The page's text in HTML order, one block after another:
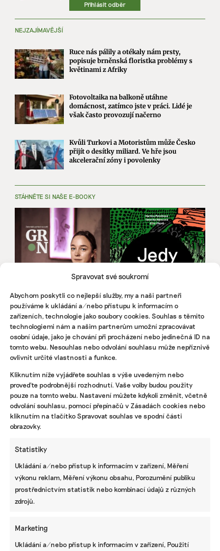
Spravovat své soukromí
Abychom poskytli co nejlepší služby, my a naši partneři
používáme k ukládání a/nebo přístupu k informacím o
zařízeních, technologie jako soubory cookies. Souhlas s těmito
technologiemi nám a našim partnerům umožní zpracovávat
osobní údaje, jako je chování při procházení nebo jedinečná ID na
tomto webu. Nesouhlas nebo odvolání souhlasu může nepříznivě
ovlivnit určité vlastnosti a funkce.
Kliknutím níže vyjádřete souhlas s výše uvedeným nebo
proveďte podrobnější rozhodnutí. Vaše volby budou použity
pouze na tomto webu. Nastavení můžete kdykoli změnit, včetně
odvolání souhlasu, pomocí přepínačů v Zásadách cookies nebo
kliknutím na tlačítko Spravovat souhlas ve spodní části
obrazovky.
Statistiky
Ukládání a/nebo přístup k informacím v zařízení, Měření
výkonu reklam, Měření výkonu obsahu, Porozumění publiku
prostřednictvím statistik nebo kombinací údajů z různých
zdrojů.
Marketing
Ukládání a/nebo přístup k informacím v zařízení, Použití
Přihlásit odběr
NEJZAJÍMAVĚJŠÍ
Ruce nás pálily a otékaly nám prsty,
popisuje brněnská floristka problémy s
květinami z Afriky
Fotovoltaika na balkoně utáhne
domácnost, zatímco jste v práci. Lidé je
však často provozují načerno
Kvůli Turkovi a Motoristům může Česko
přijít o desítky miliard. Ve hře jsou
akcelerační zóny i povolenky
STÁHNĚTE SI NAŠE E-BOOKY
KOMERČNÍ SDĚLENÍ
Udržitelnost, umění i komunitní sdílení.
Festival Týká se to také tebe v Uherském
Hradišti startuje tento týden
telefon a co dělají operátoři, abychom se
dovolali i v extrémním počasí